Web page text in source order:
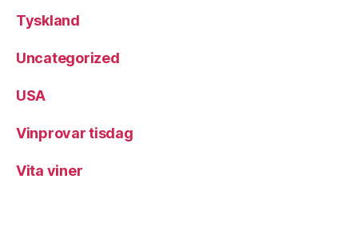
Tyskland
Uncategorized
USA
Vinprovar tisdag
Vita viner